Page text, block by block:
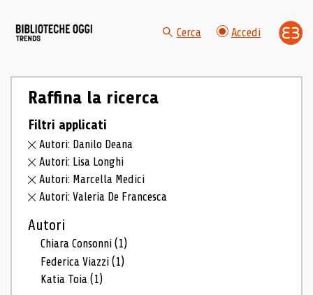
Cerca Accedi
Raffina la ricerca
Filtri applicati
Autori: Danilo Deana
Autori: Lisa Longhi
Autori: Marcella Medici
Autori: Valeria De Francesca
Autori
Chiara Consonni(1)
Federica Viazzi(1)
Katia Toia(1)